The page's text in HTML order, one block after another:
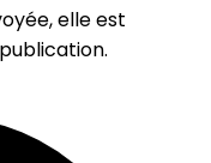
elle est